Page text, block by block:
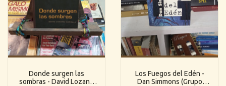
Donde surgen las
sombras - David Lozano
Los Fuegos del Edén -
Dan Simmons (Grupo